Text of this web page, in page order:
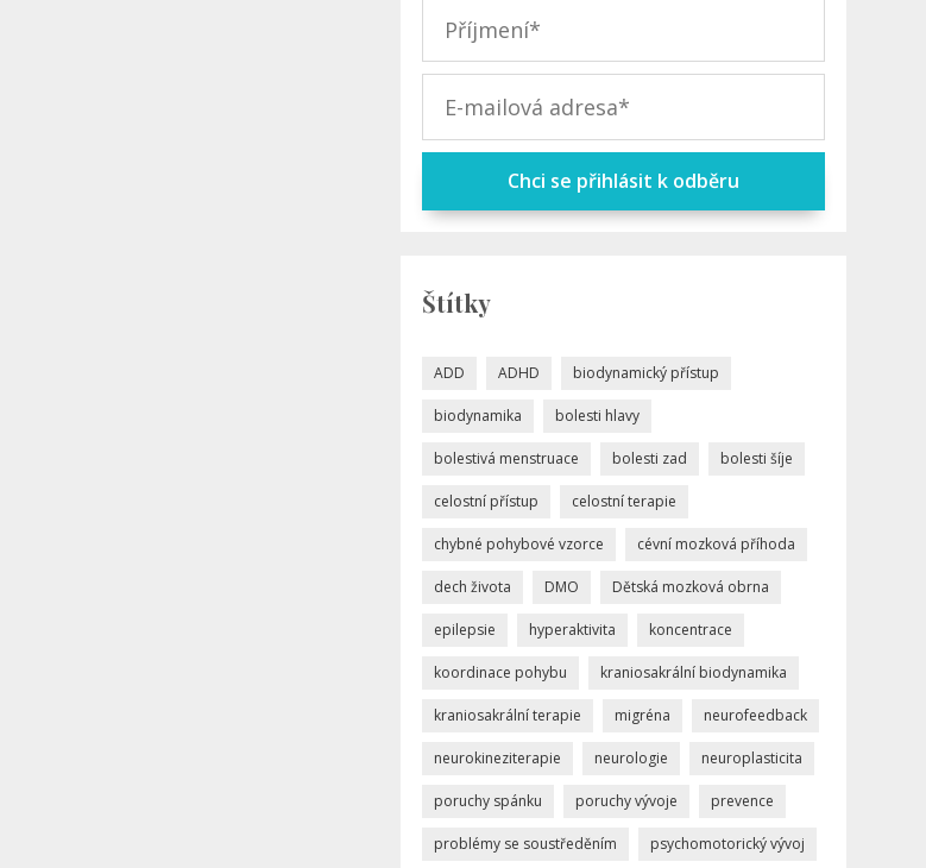
Chci se přihlásit k odběru
Štítky
ADD ADHD biodynamický přístup
biodynamika bolesti hlavy
bolestivá menstruace bolesti zad bolesti šíje
celostní přístup celostní terapie
chybné pohybové vzorce cévní mozková příhoda
dech života DMO Dětská mozková obrna
epilepsie hyperaktivita koncentrace
koordinace pohybu kraniosakrální biodynamika
kraniosakrální terapie migréna neurofeedback
neurokineziterapie neurologie neuroplasticita
poruchy spánku poruchy vývoje prevence
problémy se soustředěním psychomotorický vývoj